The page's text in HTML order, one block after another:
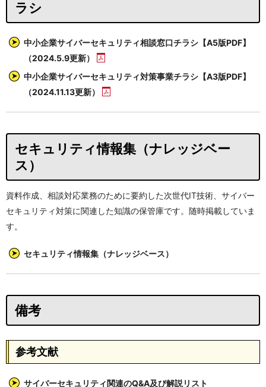
ラシ
中小企業サイバーセキュリティ相談窓口チラシ【A5版PDF】
（2024.5.9更新）
中小企業サイバーセキュリティ対策事業チラシ【A3版PDF】
（2024.11.13更新）
セキュリティ情報集（ナレッジベー
ス）
資料作成、相談対応業務のために要約した次世代IT技術、サイバー
セキュリティ対策に関連した知識の保管庫です。随時掲載していま
す。
セキュリティ情報集（ナレッジベース）
備考
参考文献
サイバーセキュリティ関連のQ&A及び解説リスト